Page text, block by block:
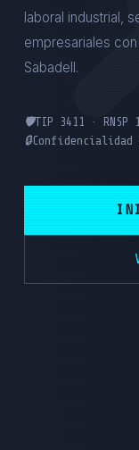
laboral industrial,
empresariales
Sabadell.
🛡️TIP 3411 · RNSP
🔒Confidencialidad